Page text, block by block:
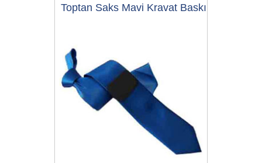
Toptan Saks Mavi Kravat Baskı